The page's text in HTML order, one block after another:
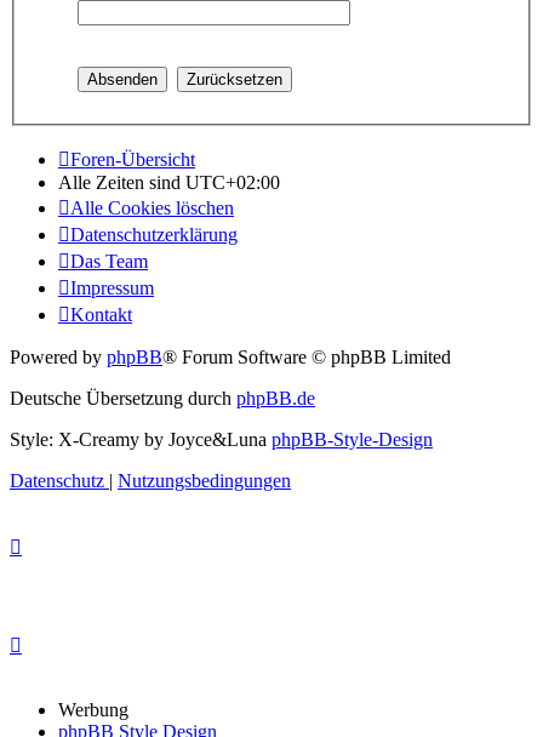
Foren-Übersicht
Alle Zeiten sind UTC+02:00
Alle Cookies löschen
Datenschutzerklärung
Das Team
Impressum
Kontakt
Powered by phpBB® Forum Software © phpBB Limited
Deutsche Übersetzung durch phpBB.de
Style: X-Creamy by Joyce&Luna phpBB-Style-Design
Datenschutz | Nutzungsbedingungen
Werbung
phpBB Style Design